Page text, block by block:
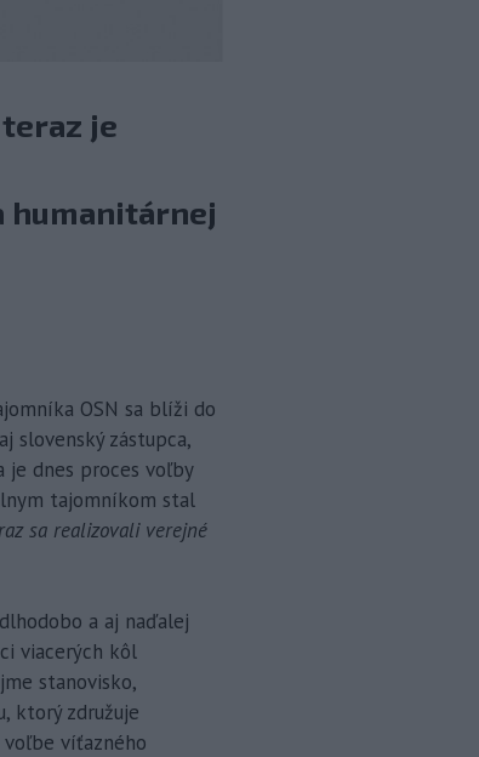
teraz je
humanitárnej
OSN sa blíži do
slovenský zástupca,
je dnes proces voľby
tajomníkom stal
sa realizovali verejné
a aj naďalej
viacerých kôl
stanovisko,
ktorý združuje
víťazného